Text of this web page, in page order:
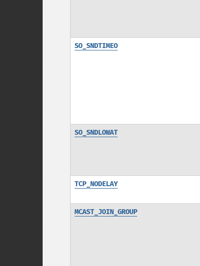
SO_SNDTIMEO
SO_SNDLOWAT
TCP_NODELAY
MCAST_JOIN_GROUP